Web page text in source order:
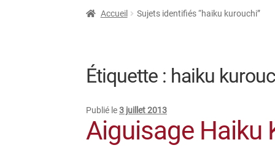
AccueilChroma France Commande
Questions / Réponses Questions-
Accueil Sujets identifiés “haiku kurouchi”
Étiquette : haiku
Publié le3 juillet 2013
Aiguisage Haiku